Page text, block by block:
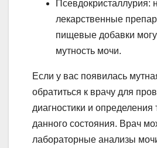
Псевдокристаллурия:
лекарственные
пищевые добавки
мутность мочи.
Если у вас появилась
обратиться к врачу для
диагностики и
данного состояния. Врач
лабораторные анализы